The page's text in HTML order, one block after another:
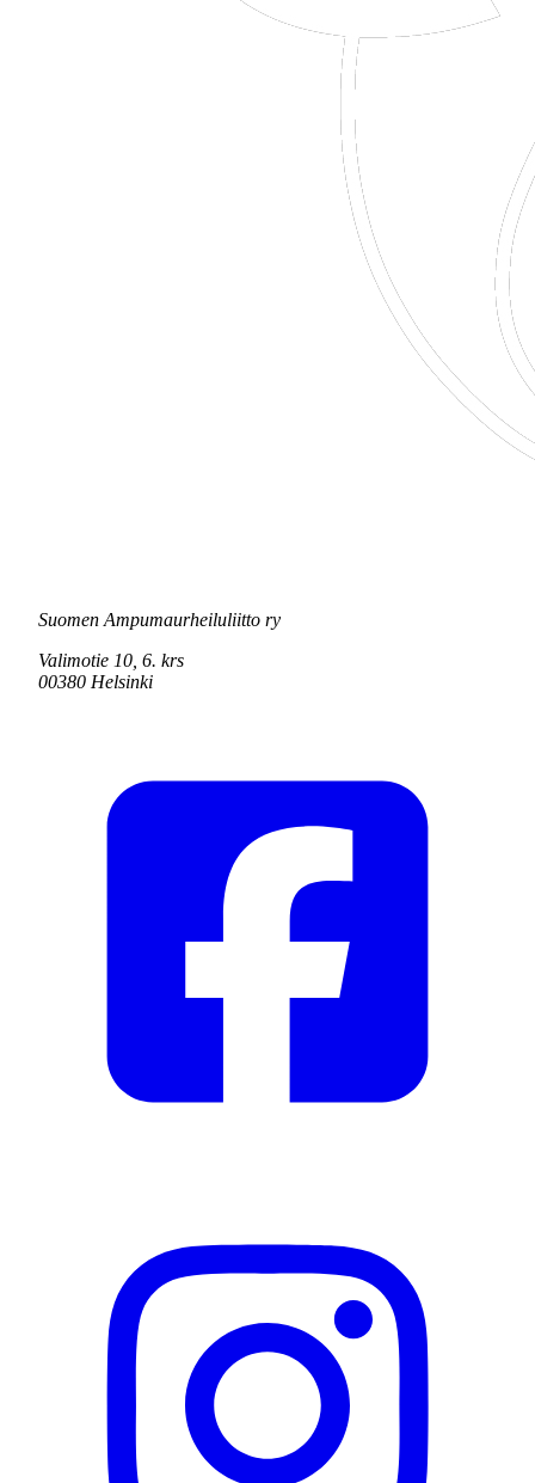
Suomen Ampumaurheiluliitto ry
Valimotie 10, 6. krs
00380 Helsinki